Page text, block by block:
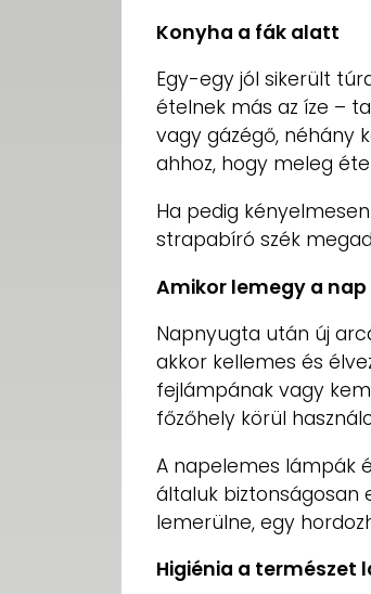
Konyha a fák alatt
Egy-egy jól sikerült
ételnek más az íze –
vagy gázégő, néhány
ahhoz, hogy meleg
Ha pedig
strapabíró szék
Amikor lemegy a nap
Napnyugta után új
akkor kellemes és
fejlámpának vagy
főzőhely körül
A napelemes lámpák
általuk biztonságosan
lemerülne, egy
Higiénia a természet